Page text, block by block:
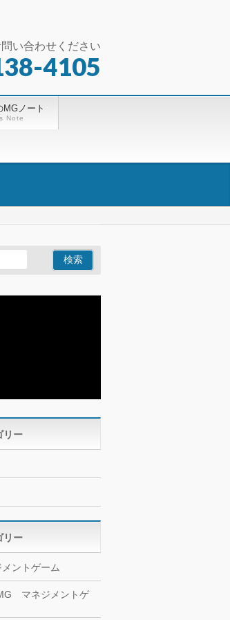
い合わせください
4105
MGノート
Note
リー
リー
ントゲーム
マネジメントゲ